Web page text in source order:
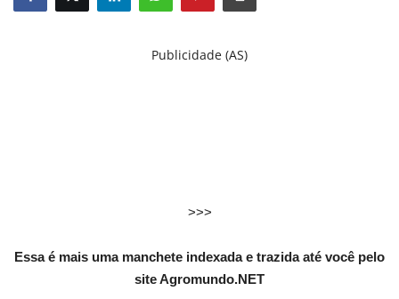
Direto da Fonte
Publicidade (AS)
>>>
Essa é mais uma manchete indexada e trazida até você pelo
site Agromundo.NET